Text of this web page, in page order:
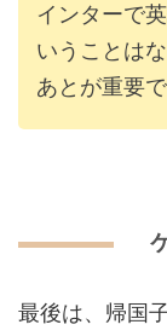
インターで
いうことは
あとが重要で
最後は、帰国